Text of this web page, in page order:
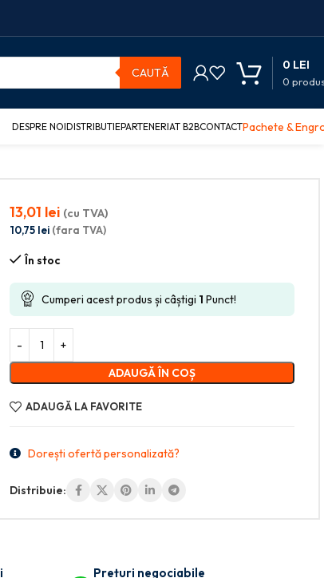
CAUTĂ
0
0 LEI
DESPRE NOIDISTRIBUTIEPARTENERIAT B2BCONTACTPachete &
13,01 lei (cu TVA)
10,75 lei (fara TVA)
În stoc
Cumperi acest produs și câștigi 1 Punct!
ADAUGĂ ÎN COȘ
ADAUGĂ LA FAVORITE
Dorești ofertă personalizată?
Distribuie:
Prețuri negociabile